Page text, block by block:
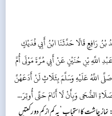
رَافِعٍ قَالَا حَدَّثَنَا ابْنُ أَبِي فُدَيْكٍ
اللَّهِ بْنِ حُنَيْنٍ عَنْ أَبِي مُرَّةَ مَوْلَى أُمِّ
اللَّهُ عَلَيْهِ وَسَلَّمَ بِثَلَاثٍ لَنْ أَدَعَهُنَّ
الضُّحَى وَبِأَنْ لَا أَنَامَ حَتَّى أُوتِرَ...
چاشت کا استحباب ‘یہ کم از کم دو رکعتیں